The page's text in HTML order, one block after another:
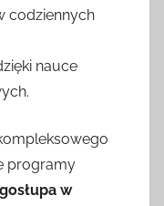
codziennych
nauce
programy
w